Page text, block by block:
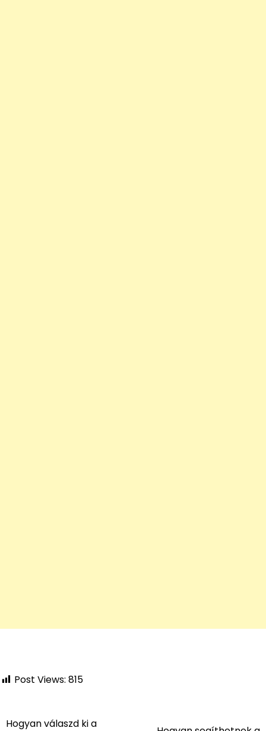
Post Views: 815
Bejegyzés
Hogyan válaszd ki a